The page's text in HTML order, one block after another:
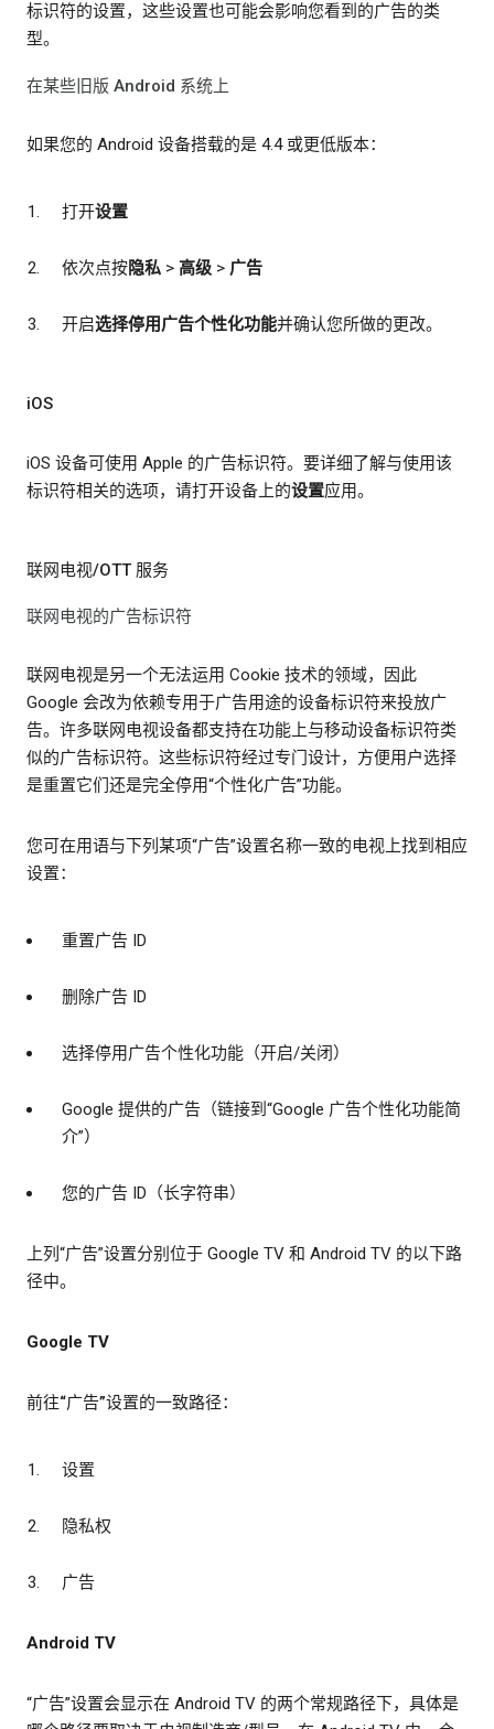
标识符的设置，这些设置也可能会影响您看到的广告的类
型。
在某些旧版 Android 系统上
如果您的 Android 设备搭载的是 4.4 或更低版本：
打开设置
依次点按隐私 > 高级 > 广告
开启选择停用广告个性化功能并确认您所做的更改。
iOS
iOS 设备可使用 Apple 的广告标识符。要详细了解与使用该
标识符相关的选项，请打开设备上的设置应用。
联网电视/OTT 服务
联网电视的广告标识符
联网电视是另一个无法运用 Cookie 技术的领域，因此
Google 会改为依赖专用于广告用途的设备标识符来投放广
告。许多联网电视设备都支持在功能上与移动设备标识符类
似的广告标识符。这些标识符经过专门设计，方便用户选择
是重置它们还是完全停用“个性化广告”功能。
您可在用语与下列某项“广告”设置名称一致的电视上找到相应
设置：
重置广告 ID
删除广告 ID
选择停用广告个性化功能（开启/关闭）
Google 提供的广告（链接到“Google 广告个性化功能简
介”）
您的广告 ID（长字符串）
上列“广告”设置分别位于 Google TV 和 Android TV 的以下路
径中。
Google TV
前往“广告”设置的一致路径：
设置
隐私权
广告
Android TV
“广告”设置会显示在 Android TV 的两个常规路径下，具体是